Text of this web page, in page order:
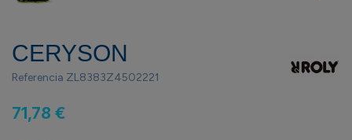
CERYSON
Referencia ZL8383Z4502221
71,78 €